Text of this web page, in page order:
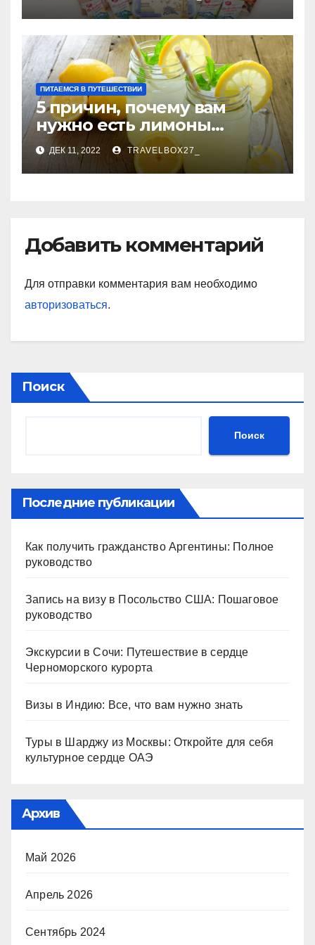
ПИТАЕМСЯ В ПУТЕШЕСТВИИ
5 причин, почему вам
нужно есть лимоны
каждый день
ДЕК 11, 2022 TRAVELBOX27_
Добавить комментарий
Для отправки комментария вам необходимо
авторизоваться.
Поиск
Поиск
Последние публикации
Как получить гражданство Аргентины: Полное
руководство
Запись на визу в Посольство США: Пошаговое
руководство
Экскурсии в Сочи: Путешествие в сердце
Черноморского курорта
Визы в Индию: Все, что вам нужно знать
Туры в Шарджу из Москвы: Откройте для себя
культурное сердце ОАЭ
Архив
Май 2026
Апрель 2026
Сентябрь 2024